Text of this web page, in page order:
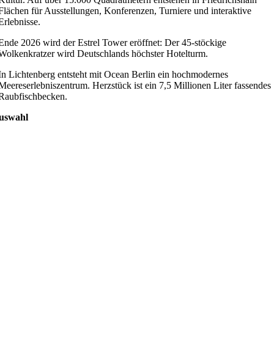
für Ausstellungen, Konferenzen, Turniere und interaktive
2026 wird der Estrel Tower eröffnet: Der 45-stöckige
wird Deutschlands höchster Hotelturm.
Lichtenberg entsteht mit Ocean Berlin ein hochmodernes
Herzstück ist ein 7,5 Millionen Liter fassendes